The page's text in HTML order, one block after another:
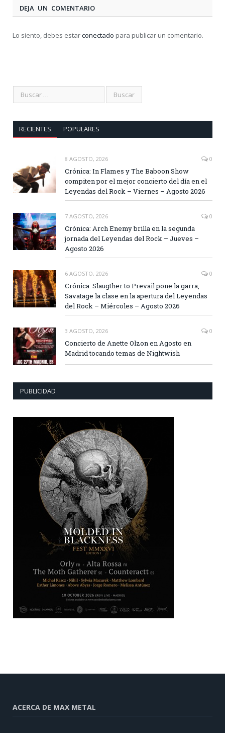
DEJA UN COMENTARIO
Lo siento, debes estarconectado para publicar un comentario.
RECIENTES POPULARES
8 AGOSTO, 2026 0
Crónica: In Flames y The Baboon Show
compiten por el mejor concierto del día en el
Leyendas del Rock – Viernes – Agosto 2026
7 AGOSTO, 2026 0
Crónica: Arch Enemy brilla en la segunda
jornada del Leyendas del Rock – Jueves –
Agosto 2026
6 AGOSTO, 2026 0
Crónica: Slaugther to Prevail pone la garra,
Savatage la clase en la apertura del Leyendas
del Rock – Miércoles – Agosto 2026
3 AGOSTO, 2026 0
Concierto de Anette Olzon en Agosto en
Madrid tocando temas de Nightwish
PUBLICIDAD
ACERCA DE MAX METAL